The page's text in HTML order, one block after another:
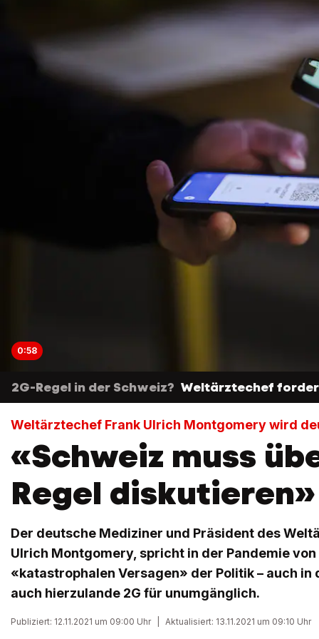
0:58
2G-Regel in der Schweiz? Weltärztechef
Weltärztechef Frank Ulrich Montgomery wird
«Schweiz muss
Regel diskutieren»
Der deutsche Mediziner und Präsident des
Ulrich Montgomery, spricht in der Pandemie von
«katastrophalen Versagen» der Politik – auch in
auch hierzulande 2G für unumgänglich.
Publiziert: 12.11.2021 um 09:00 Uhr Aktualisiert: 13.11.2021 um 09:10 Uhr